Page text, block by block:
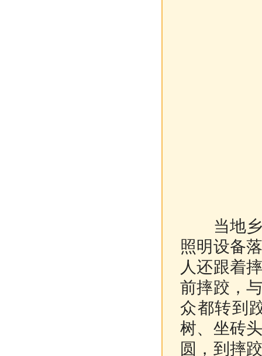
当地乡
照明设备
人还跟着
前摔跤，
众都转到
树、坐砖
圆，到摔